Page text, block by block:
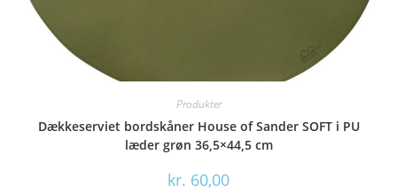
Produkter
Dækkeserviet bordskåner House of Sander SOFT i PU
læder grøn 36,5×44,5 cm
kr. 60,00